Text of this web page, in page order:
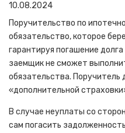
10.08.2024
Поручительство по
обязательство, которое
гарантируя погашение
заемщик не сможет
обязательства. Поручитель
«дополнительной
В случае неуплаты со
сам погасить